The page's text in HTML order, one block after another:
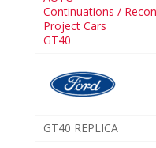
Continuations /
Project Cars
GT40
GT40 REPLICA